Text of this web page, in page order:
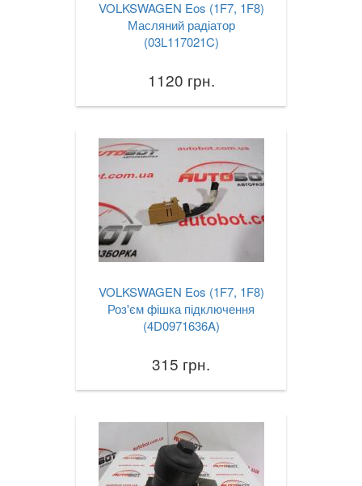
VOLKSWAGEN Eos (1F7, 1F8)
Масляний радіатор
(03L117021C)
1120 грн.
VOLKSWAGEN Eos (1F7, 1F8)
Роз'єм фішка підключення
(4D0971636A)
315 грн.